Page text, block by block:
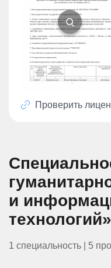
Проверить
и
технологий»
1 специальность | 5